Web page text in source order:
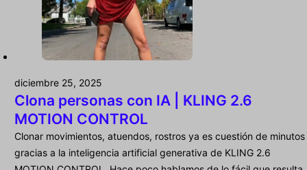
diciembre 25, 2025
Clona personas con IA | KLING 2.6
MOTION CONTROL
Clonar movimientos, atuendos, rostros ya es cuestión de minutos
gracias a la inteligencia artificial generativa de KLING 2.6